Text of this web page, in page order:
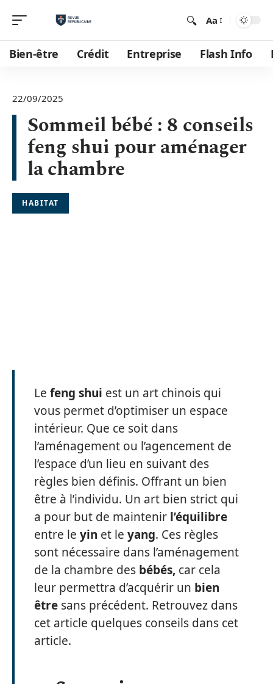
Aa
Bien-être Crédit Entreprise Flash Info
22/09/2025
Sommeil bébé : 8 conseils
feng shui pour aménager
la chambre
HABITAT
Le feng shui est un art chinois qui
vous permet d’optimiser un espace
intérieur. Que ce soit dans
l’aménagement ou l’agencement de
l’espace d’un lieu en suivant des
règles bien définis. Offrant un bien
être à l’individu. Un art bien strict qui
a pour but de maintenir l’équilibre
entre le yin et le yang. Ces règles
sont nécessaire dans l’aménagement
de la chambre des bébés, car cela
leur permettra d’acquérir un bien
être sans précédent. Retrouvez dans
cet article quelques conseils dans cet
article.